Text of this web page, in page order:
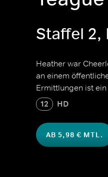
Staffel 2,
Heather war
an einem
Ermittlungen ist
12 HD
AB 5,98 € MTL.